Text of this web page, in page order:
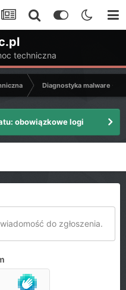
techniczna
Diagnostyka malware -
obowiązkowe logi
do zgłoszenia.